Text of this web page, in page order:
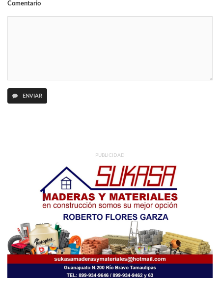
Comentario
ENVIAR
PUBLICIDAD